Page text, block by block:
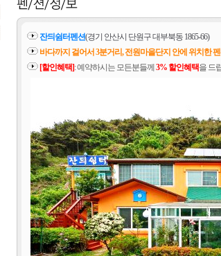
잔듸쉼터펜션(경기 안산시 단원구 대부북동 1865-66)
바다까지 걸어서 3분거리, 전원마을단지 안에 위치한
[할인혜택]: 예약하시는 모든분들께 3% 할인혜택을 드